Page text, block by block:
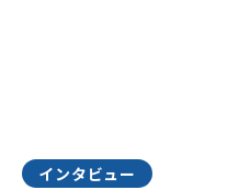
インタビュー